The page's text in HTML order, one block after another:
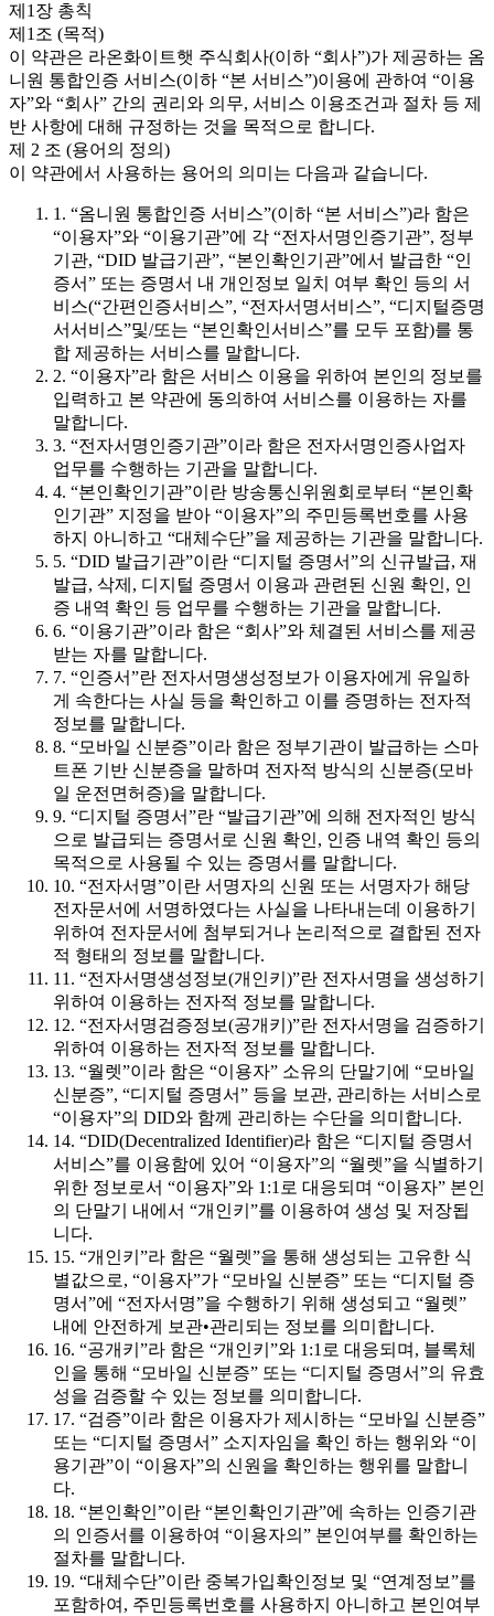
제1장 총칙
제1조 (목적)
이 약관은 라온화이트햇 주식회사(이하 “회사”)가 제공하는 옴
니원 통합인증 서비스(이하 “본 서비스”)이용에 관하여 “이용
자”와 “회사” 간의 권리와 의무, 서비스 이용조건과 절차 등 제
반 사항에 대해 규정하는 것을 목적으로 합니다.
제 2 조 (용어의 정의)
이 약관에서 사용하는 용어의 의미는 다음과 같습니다.
1. “옴니원 통합인증 서비스”(이하 “본 서비스”)라 함은
“이용자”와 “이용기관”에 각 “전자서명인증기관”, 정부
기관, “DID 발급기관”, “본인확인기관”에서 발급한 “인
증서” 또는 증명서 내 개인정보 일치 여부 확인 등의 서
비스(“간편인증서비스”, “전자서명서비스”, “디지털증명
서서비스”및/또는 “본인확인서비스”를 모두 포함)를 통
합 제공하는 서비스를 말합니다.
2. “이용자”라 함은 서비스 이용을 위하여 본인의 정보를
입력하고 본 약관에 동의하여 서비스를 이용하는 자를
말합니다.
3. “전자서명인증기관”이라 함은 전자서명인증사업자
업무를 수행하는 기관을 말합니다.
4. “본인확인기관”이란 방송통신위원회로부터 “본인확
인기관” 지정을 받아 “이용자”의 주민등록번호를 사용
하지 아니하고 “대체수단”을 제공하는 기관을 말합니다.
5. “DID 발급기관”이란 “디지털 증명서”의 신규발급, 재
발급, 삭제, 디지털 증명서 이용과 관련된 신원 확인, 인
증 내역 확인 등 업무를 수행하는 기관을 말합니다.
6. “이용기관”이라 함은 “회사”와 체결된 서비스를 제공
받는 자를 말합니다.
7. “인증서”란 전자서명생성정보가 이용자에게 유일하
게 속한다는 사실 등을 확인하고 이를 증명하는 전자적
정보를 말합니다.
8. “모바일 신분증”이라 함은 정부기관이 발급하는 스마
트폰 기반 신분증을 말하며 전자적 방식의 신분증(모바
일 운전면허증)을 말합니다.
9. “디지털 증명서”란 “발급기관”에 의해 전자적인 방식
으로 발급되는 증명서로 신원 확인, 인증 내역 확인 등의
목적으로 사용될 수 있는 증명서를 말합니다.
10. “전자서명”이란 서명자의 신원 또는 서명자가 해당
전자문서에 서명하였다는 사실을 나타내는데 이용하기
위하여 전자문서에 첨부되거나 논리적으로 결합된 전자
적 형태의 정보를 말합니다.
11. “전자서명생성정보(개인키)”란 전자서명을 생성하기
위하여 이용하는 전자적 정보를 말합니다.
12. “전자서명검증정보(공개키)”란 전자서명을 검증하기
위하여 이용하는 전자적 정보를 말합니다.
13. “월렛”이라 함은 “이용자” 소유의 단말기에 “모바일
신분증”, “디지털 증명서” 등을 보관, 관리하는 서비스로
“이용자”의 DID와 함께 관리하는 수단을 의미합니다.
14. “DID(Decentralized Identifier)라 함은 “디지털 증명서
서비스”를 이용함에 있어 “이용자”의 “월렛”을 식별하기
위한 정보로서 “이용자”와 1:1로 대응되며 “이용자” 본인
의 단말기 내에서 “개인키”를 이용하여 생성 및 저장됩
니다.
15. “개인키”라 함은 “월렛”을 통해 생성되는 고유한 식
별값으로, “이용자”가 “모바일 신분증” 또는 “디지털 증
명서”에 “전자서명”을 수행하기 위해 생성되고 “월렛”
내에 안전하게 보관•관리되는 정보를 의미합니다.
16. “공개키”라 함은 “개인키”와 1:1로 대응되며, 블록체
인을 통해 “모바일 신분증” 또는 “디지털 증명서”의 유효
성을 검증할 수 있는 정보를 의미합니다.
17. “검증”이라 함은 이용자가 제시하는 “모바일 신분증”
또는 “디지털 증명서” 소지자임을 확인 하는 행위와 “이
용기관”이 “이용자”의 신원을 확인하는 행위를 말합니
다.
18. “본인확인”이란 “본인확인기관”에 속하는 인증기관
의 인증서를 이용하여 “이용자의” 본인여부를 확인하는
절차를 말합니다.
19. “대체수단”이란 중복가입확인정보 및 “연계정보”를
포함하여, 주민등록번호를 사용하지 아니하고 본인여부